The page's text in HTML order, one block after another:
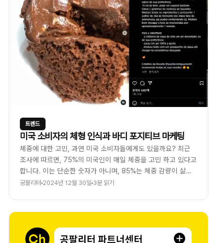
트렌드
미국 소비자의 체형 인식과 바디 포지티브 마케팅
체중에 대한 고민, 과연 미국 소비자들에게도 있을까요? 최근
조사에 따르면, 75%의 미국인이 매일 체중을 고민 하고 있다고
합니다. 이는 단순한 숫자가 아니며, 85%는 체중 감량이 삶을
바꾸는데 큰 영향을 끼칠것이라고 믿고 있습니다.
공팔리터 2024년 12월 30일 3분 읽기